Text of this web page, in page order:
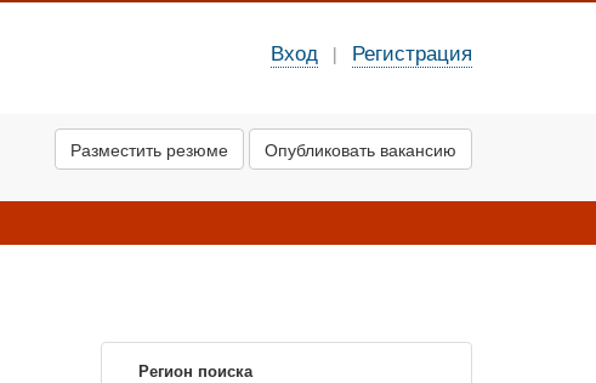
Вход | Регистрация
Разместить резюме Опубликовать вакансию
Регион поиска